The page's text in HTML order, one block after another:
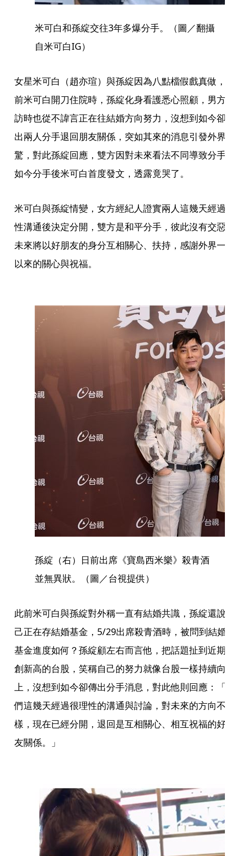
米可白和孫綻交往3年多爆分手。（圖／翻攝
自米可白IG）
女星米可白（趙亦瑄）與孫綻因為八點檔假戲真做，
前米可白開刀住院時，孫綻化身看護悉心照顧，男方
訪時也從不諱言正在往結婚方向努力，沒想到如今卻
出兩人分手退回朋友關係，突如其來的消息引發外界
驚，對此孫綻回應，雙方因對未來看法不同導致分手
如今分手後米可白首度發文，透露竟哭了。
米可白與孫綻情變，女方經紀人證實兩人這幾天經過
性溝通後決定分開，雙方是和平分手，彼此沒有交惡
未來將以好朋友的身分互相關心、扶持，感謝外界一
以來的關心與祝福。
孫綻（右）日前出席《寶島西米樂》殺青酒
並無異狀。（圖／台視提供）
此前米可白與孫綻對外稱一直有結婚共識，孫綻還說
己正在存結婚基金，5/29出席殺青酒時，被問到結婚
基金進度如何？孫綻顧左右而言他，把話題扯到近期
創新高的台股，笑稱自己的努力就像台股一樣持續向
上，沒想到如今卻傳出分手消息，對此他則回應：「
們這幾天經過很理性的溝通與討論，對未來的方向不
樣，現在已經分開，退回是互相關心、相互祝福的好
友關係。」